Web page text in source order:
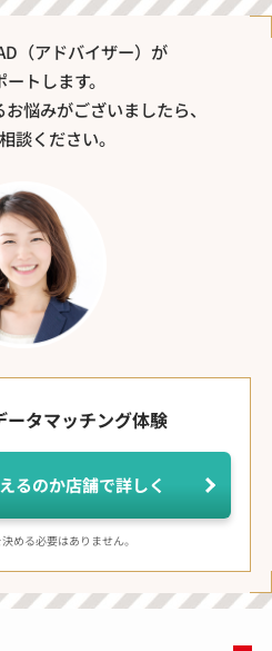
（アドバイザー）が
トします。
悩みがございましたら、
談ください。
ータマッチング体験
るのか店舗で詳しく
める必要はありません。